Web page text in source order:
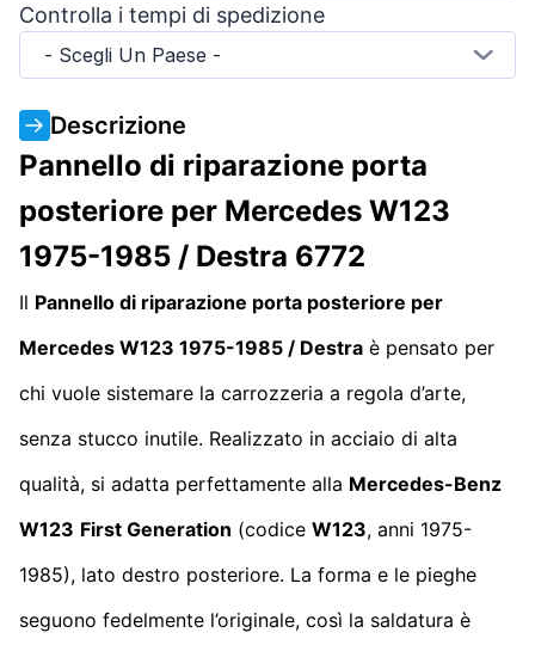
Controlla i tempi di spedizione
- Scegli Un Paese -
Descrizione
Pannello di riparazione porta
posteriore per Mercedes W123
1975-1985 / Destra 6772
Il Pannello di riparazione porta posteriore per
Mercedes W123 1975-1985 / Destra è pensato per
chi vuole sistemare la carrozzeria a regola d’arte,
senza stucco inutile. Realizzato in acciaio di alta
qualità, si adatta perfettamente alla Mercedes-Benz
W123 First Generation (codice W123, anni 1975-
1985), lato destro posteriore. La forma e le pieghe
seguono fedelmente l’originale, così la saldatura è